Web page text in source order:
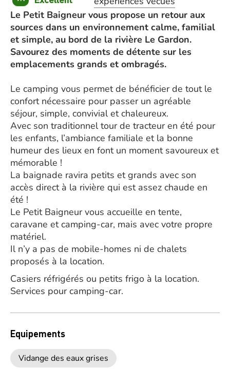
Le Petit Baigneur vous propose un retour aux
sources dans un environnement calme, familial
et simple, au bord de la rivière Le Gardon.
Savourez des moments de détente sur les
emplacements grands et ombragés.
Le camping vous permet de bénéficier de tout le
confort nécessaire pour passer un agréable
séjour, simple, convivial et chaleureux.
Avec son traditionnel tour de tracteur en été pour
les enfants, l’ambiance familiale et la bonne
humeur des lieux en font un moment savoureux et
mémorable !
La baignade ravira petits et grands avec son
accès direct à la rivière qui est assez chaude en
été !
Le Petit Baigneur vous accueille en tente,
caravane et camping-car, mais avec votre propre
matériel.
Il n’y a pas de mobile-homes ni de chalets
proposés à la location.
Casiers réfrigérés ou petits frigo à la location.
Services pour camping-car.
Equipements
Vidange des eaux grises